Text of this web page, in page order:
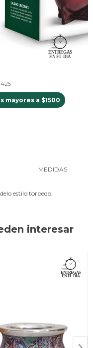
mayores a $1500
MEDIDAS
estilo torpedo.
interesar